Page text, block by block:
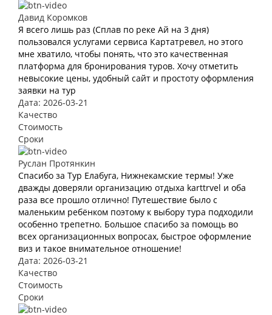
Давид Коромков
Я всего лишь раз (Сплав по реке Ай на 3 дня)
пользовался услугами сервиса Картатревел, но этого
мне хватило, чтобы понять, что это качественная
платформа для бронирования туров. Хочу отметить
невысокие цены, удобный сайт и простоту оформления
заявки на тур
Дата: 2026-03-21
Качество
Стоимость
Сроки
Руслан Протянкин
Спасибо за Тур Елабуга, Нижнекамские термы! Уже
дважды доверяли организацию отдыха karttrvel и оба
раза все прошло отлично! Путешествие было с
маленьким ребёнком поэтому к выбору тура подходили
особенно трепетно. Большое спасибо за помощь во
всех организационных вопросах, быстрое оформление
виз и такое внимательное отношение!
Дата: 2026-03-21
Качество
Стоимость
Сроки